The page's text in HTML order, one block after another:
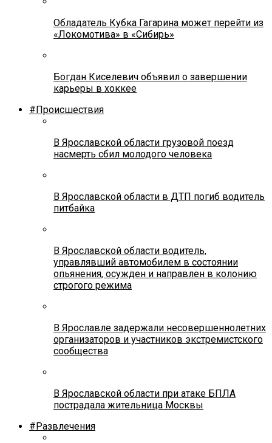
Обладатель Кубка Гагарина может перейти из
«Локомотива» в «Сибирь»
Богдан Киселевич объявил о завершении
карьеры в хоккее
#Происшествия
В Ярославской области грузовой поезд
насмерть сбил молодого человека
В Ярославской области в ДТП погиб водитель
питбайка
В Ярославской области водитель,
управлявший автомобилем в состоянии
опьянения, осужден и направлен в колонию
строгого режима
В Ярославле задержали несовершеннолетних
организаторов и участников экстремистского
сообщества
В Ярославской области при атаке БПЛА
пострадала жительница Москвы
#Развлечения